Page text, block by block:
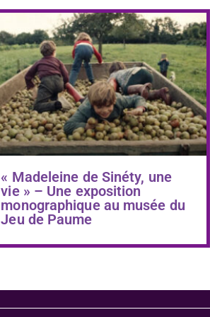
« Madeleine de Sinéty, une
vie » – Une exposition
monographique au musée du
Jeu de Paume